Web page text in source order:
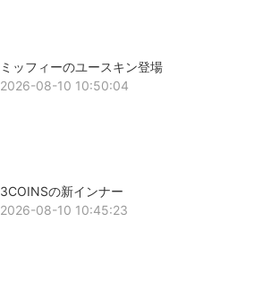
ミッフィーのユースキン登場
2026-08-10 10:50:04
3COINSの新インナー
2026-08-10 10:45:23